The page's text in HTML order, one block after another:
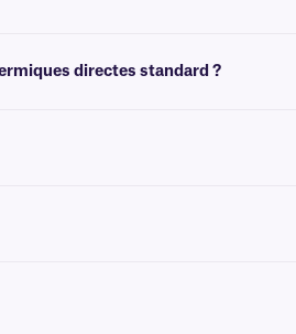
directes standard ?